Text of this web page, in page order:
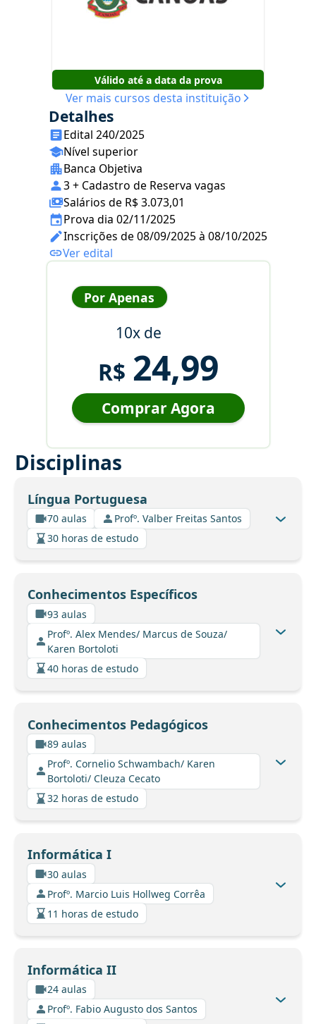
Válido até a data da prova
Ver mais cursos desta instituição
Detalhes
Edital 240/2025
Nível superior
Banca Objetiva
3 + Cadastro de Reserva vagas
Salários de R$ 3.073,01
Prova dia 02/11/2025
Inscrições de 08/09/2025 à 08/10/2025
Ver edital
Por Apenas
10x de
R$ 24,99
Comprar Agora
Disciplinas
Língua Portuguesa
70 aulas
Profº. Valber Freitas Santos
30 horas de estudo
Conhecimentos Específicos
93 aulas
Profº. Alex Mendes/ Marcus de Souza/
Karen Bortoloti
40 horas de estudo
Conhecimentos Pedagógicos
89 aulas
Profº. Cornelio Schwambach/ Karen
Bortoloti/ Cleuza Cecato
32 horas de estudo
Informática I
30 aulas
Profº. Marcio Luis Hollweg Corrêa
11 horas de estudo
Informática II
24 aulas
Profº. Fabio Augusto dos Santos